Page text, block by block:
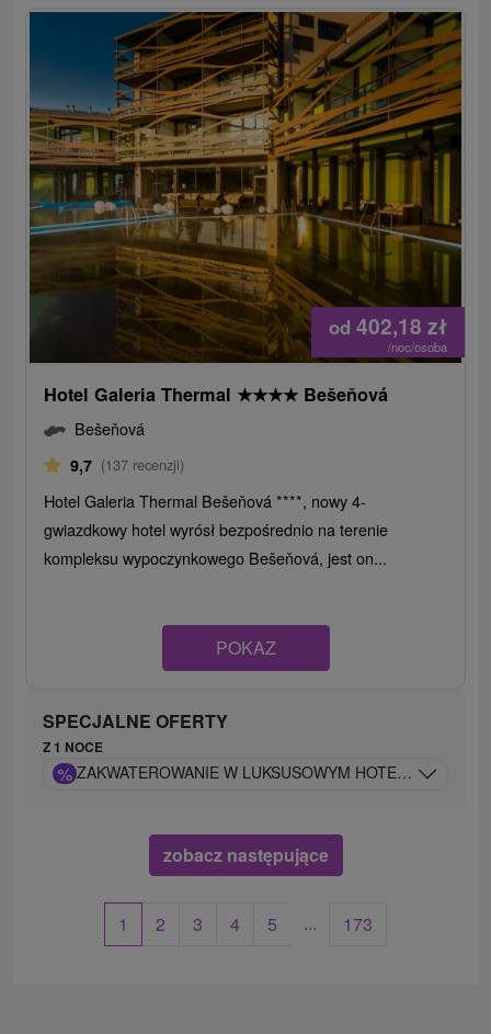
od 402,18 zł
/noc/osoba
Hotel Galeria Thermal ★★★★ Bešeňová
Bešeňová
9,7 (137 recenzji)
Hotel Galeria Thermal Bešeňová ****, nowy 4-
gwiazdkowy hotel wyrósł bezpośrednio na terenie
kompleksu wypoczynkowego Bešeňová, jest on...
POKAZ
SPECJALNE OFERTY
Z 1 NOCE
% ZAKWATEROWANIE W LUKSUSOWYM HOTELU ZE
zobacz następujące
1 2 3 4 5 ... 173